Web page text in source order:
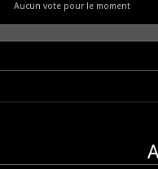
Aucun vote pour le moment